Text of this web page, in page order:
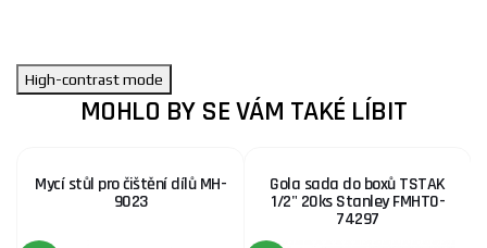
High-contrast mode
MOHLO BY SE VÁM TAKÉ LÍBIT
Mycí stůl pro čištění dílů MH-
9023
Gola sada do boxů TSTAK
1/2" 20ks Stanley FMHT0-
74297